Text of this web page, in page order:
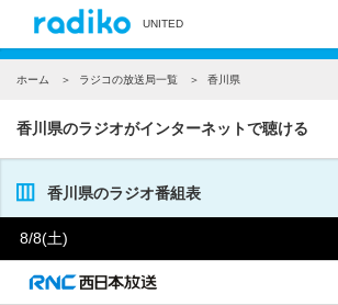
UNITED
ホーム ラジコの放送局一覧 香川県
香川県のラジオがインターネットで聴ける
香川県のラジオ番組表
8/8(土)